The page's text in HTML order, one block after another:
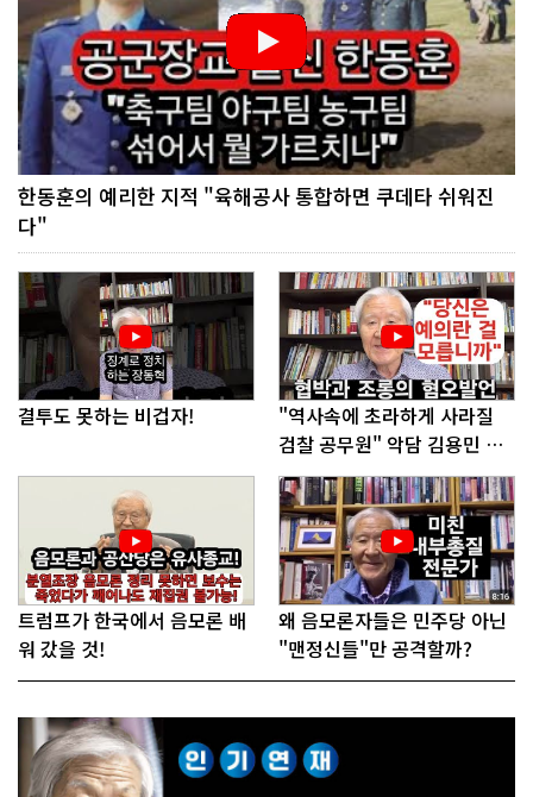
한동훈의 예리한 지적 "육해공사 통합하면 쿠데타 쉬워진
다"
결투도 못하는 비겁자!
"역사속에 초라하게 사라질
검찰 공무원" 악담 김용민 의
원에게!
트럼프가 한국에서 음모론 배
워 갔을 것!
왜 음모론자들은 민주당 아닌
"맨정신들"만 공격할까?